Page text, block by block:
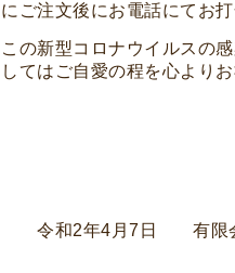
にご注文後にお電話にてお
この新型コロナウイルスの
してはご自愛の程を心よ
令和2年4月7日 有限会